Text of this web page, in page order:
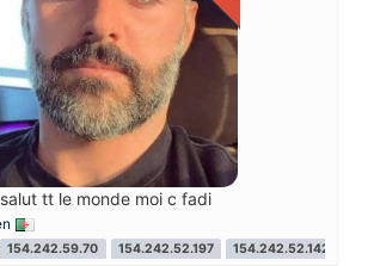
salut tt le monde moi c fadi
154.242.59.70 154.242.52.197 154.242.52.142